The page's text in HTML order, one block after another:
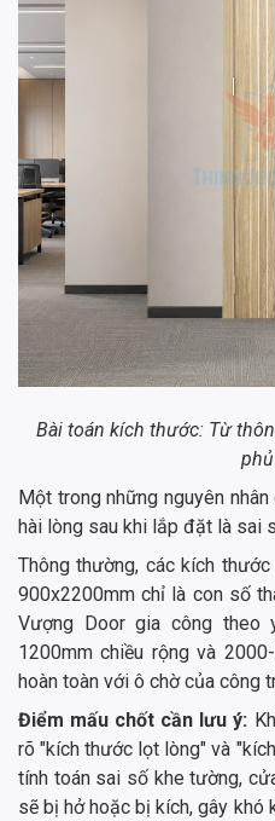
Bài toán kích thước: Từ
Một trong những nguyên
hài lòng sau khi lắp đặt là sai
Thông thường, các kích
900x2200mm chỉ là con số
Vượng Door gia công
1200mm chiều rộng và
hoàn toàn với ô chờ của công
Điểm mấu chốt cần lưu ý:
rõ "kích thước lọt lòng" và
tính toán sai số khe tường,
sẽ bị hở hoặc bị kích, gây khó